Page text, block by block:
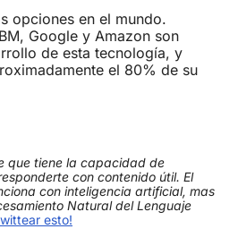
opciones en el mundo.
Google y Amazon son
de esta tecnología, y
el 80% de su
que tiene la capacidad de
con contenido útil. El
con inteligencia artificial, mas
Natural del Lenguaje
esto!